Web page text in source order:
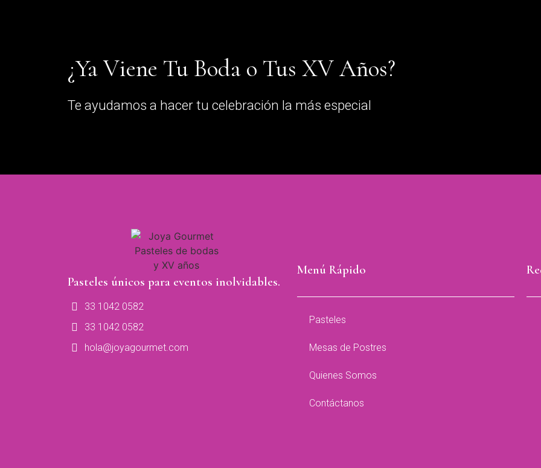
¿Ya Viene Tu Boda o Tus XV Años?
Te ayudamos a hacer tu celebración la más especial
Pasteles únicos para eventos inolvidables.
33 1042 0582
33 1042 0582
hola@joyagourmet.com
Menú Rápido
Pasteles
Mesas de Postres
Quienes Somos
Contáctanos